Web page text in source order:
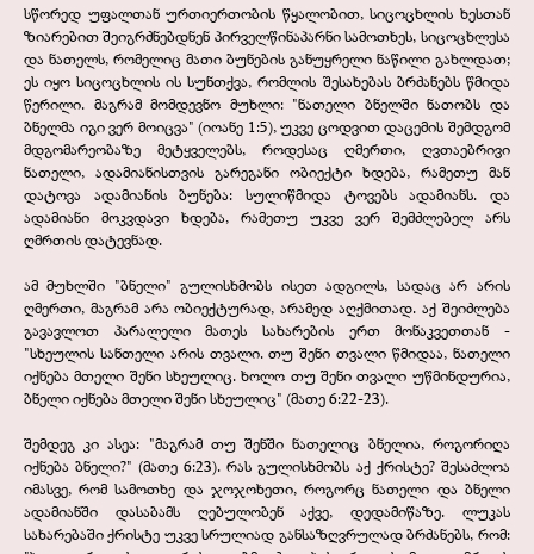
სწორედ უფალთან ურთიერთობის წყალობით, სიცოცხლის ხესთან
ზიარებით შეიგრძნებდნენ პირველწინაპარნი სამოთხეს, სიცოცხლესა
და ნათელს, რომელიც მათი ბუნების განუყრელი ნაწილი გახლდათ;
ეს იყო სიცოცხლის ის სუნთქვა, რომლის შესახებას ბრძანებს წმიდა
წერილი. მაგრამ მომდევნო მუხლი: "ნათელი ბნელში ნათობს და
ბნელმა იგი ვერ მოიცვა" (იოანე 1:5), უკვე ცოდვით დაცემის შემდგომ
მდგომარეობაზე მეტყველებს, როდესაც ღმერთი, ღვთაებრივი
ნათელი, ადამიანისთვის გარეგანი ობიექტი ხდება, რამეთუ მან
დატოვა ადამიანის ბუნება: სულიწმიდა ტოვებს ადამიანს. და
ადამიანი მოკვდავი ხდება, რამეთუ უკვე ვერ შემძლებელ არს
ღმრთის დატევნად.
ამ მუხლში "ბნელი" გულისხმობს ისეთ ადგილს, სადაც არ არის
ღმერთი, მაგრამ არა ობიექტურად, არამედ აღქმითად. აქ შეიძლება
გავავლოთ პარალელი მათეს სახარების ერთ მონაკვეთთან -
"სხეულის სანთელი არის თვალი. თუ შენი თვალი წმიდაა, ნათელი
იქნება მთელი შენი სხეულიც. ხოლო თუ შენი თვალი უწმინდურია,
ბნელი იქნება მთელი შენი სხეულიც" (მათე 6:22-23).
შემდეგ კი ასეა: "მაგრამ თუ შენში ნათელიც ბნელია, როგორიღა
იქნება ბნელი?" (მათე 6:23). რას გულისხმობს აქ ქრისტე? შესაძლოა
იმასვე, რომ სამოთხე და ჯოჯოხეთი, როგორც ნათელი და ბნელი
ადამიანში დასაბამს ღებულობენ აქვე, დედამიწაზე. ლუკას
სახარებაში ქრისტე უკვე სრულიად განსაზღვრულად ბრძანებს, რომ: